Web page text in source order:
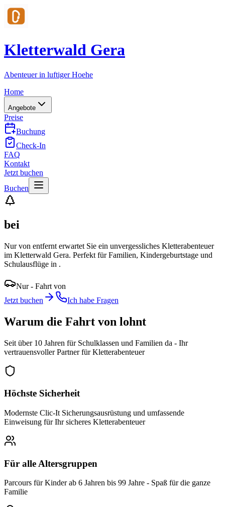
Kletterwald Gera
Abenteuer in luftiger Hoehe
Home
Angebote
Preise
Buchung
Check-In
FAQ
Kontakt
Jetzt buchen
Buchen
bei
Nurvon entfernt erwartet Sie ein unvergessliches Kletterabenteuer
im Kletterwald Gera. Perfekt für Familien, Kindergeburtstage und
Schulausflüge in .
Nur- Fahrt von
Jetzt buchen
Ich habe Fragen
Warum die Fahrt von lohnt
Seit über 10 Jahren für Schulklassen und Familien da - Ihr
vertrauensvoller Partner für Kletterabenteuer
Höchste Sicherheit
Modernste Clic-It Sicherungsausrüstung und umfassende
Einweisung für Ihr sicheres Kletterabenteuer
Für alle Altersgruppen
Parcours für Kinder ab 6 Jahren bis 99 Jahre - Spaß für die ganze
Familie